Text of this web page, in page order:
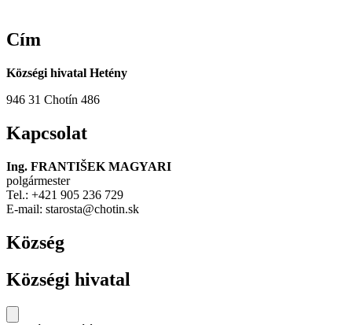
Cím
Községi hivatal Hetény
946 31 Chotín 486
Kapcsolat
Ing. FRANTIŠEK MAGYARI
polgármester
Tel.: +421 905 236 729
E-mail: starosta@chotin.sk
Község
Községi hivatal